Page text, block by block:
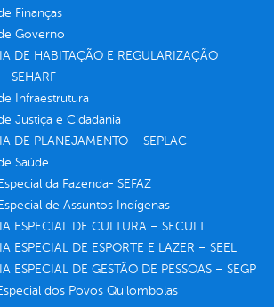
Finanças
Governo
DE HABITAÇÃO E REGULARIZAÇÃO
SEHARF
Infraestrutura
Justiça e Cidadania
DE PLANEJAMENTO – SEPLAC
Saúde
da Fazenda- SEFAZ
de Assuntos Indígenas
ESPECIAL DE CULTURA – SECULT
ESPECIAL DE ESPORTE E LAZER – SEEL
ESPECIAL DE GESTÃO DE PESSOAS – SEGP
dos Povos Quilombolas